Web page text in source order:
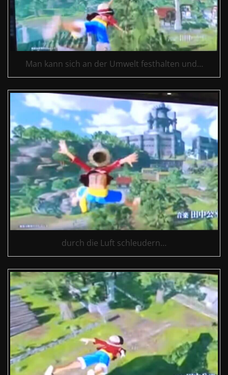
Man kann sich an der Umwelt festhalten und…
durch die Luft schleudern…